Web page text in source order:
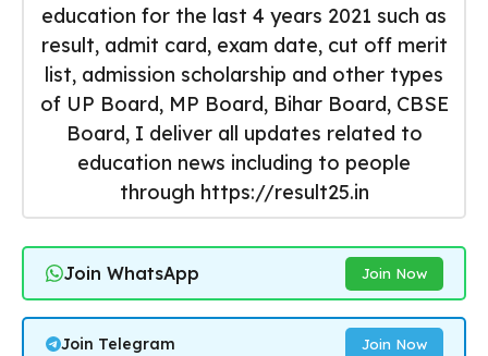
education for the last 4 years 2021 such as
result, admit card, exam date, cut off merit
list, admission scholarship and other types
of UP Board, MP Board, Bihar Board, CBSE
Board, I deliver all updates related to
education news including to people
through https://result25.in
Join WhatsApp Join Now
Join Telegram Join Now